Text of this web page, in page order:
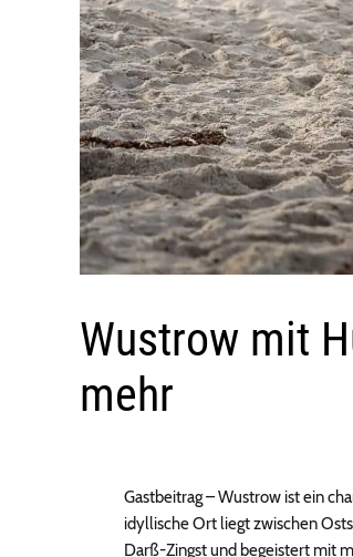
Wustrow mit
mehr
Gastbeitrag – Wustrow ist ein
idyllische Ort liegt zwischen
Darß-Zingst und begeistert mit